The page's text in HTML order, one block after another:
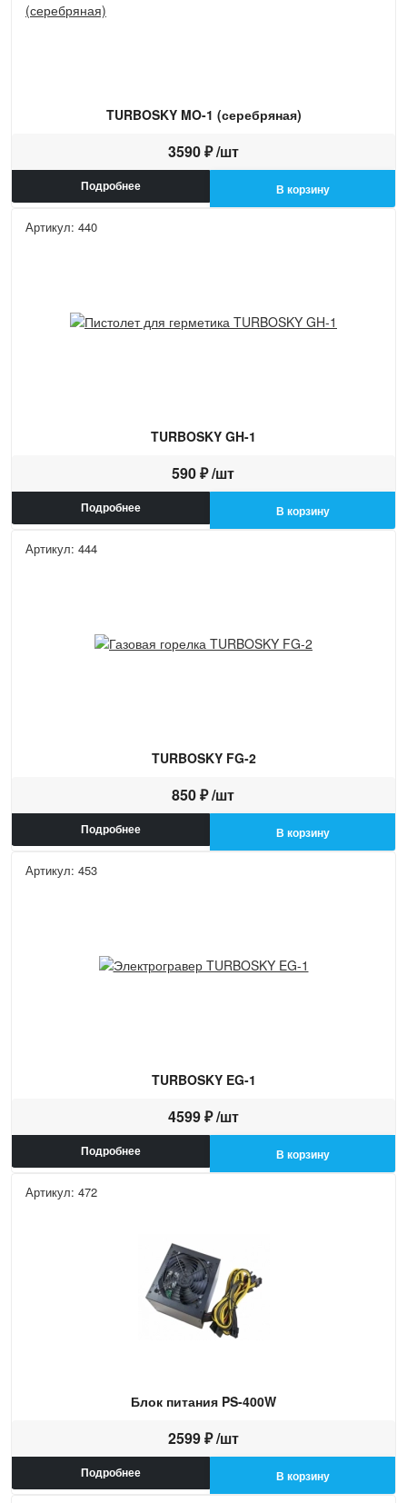
TURBOSKY MO-1 (серебряная)
3590 ₽ /шт
Подробнее В корзину
Артикул: 440
TURBOSKY GH-1
590 ₽ /шт
Подробнее В корзину
Артикул: 444
TURBOSKY FG-2
850 ₽ /шт
Подробнее В корзину
Артикул: 453
TURBOSKY EG-1
4599 ₽ /шт
Подробнее В корзину
Артикул: 472
Блок питания PS-400W
2599 ₽ /шт
Подробнее В корзину